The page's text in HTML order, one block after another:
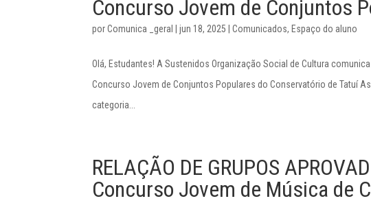
Concurso Jovem de Conjuntos
porComunica _geral |jun 18, 2025 |Comunicados, Espaço do aluno
Olá, Estudantes! A Sustenidos Organização Social de Cultura comunica
Concurso Jovem de Conjuntos Populares do Conservatório de Tatuí
categoria...
RELAÇÃO DE GRUPOS
Concurso Jovem de Música de